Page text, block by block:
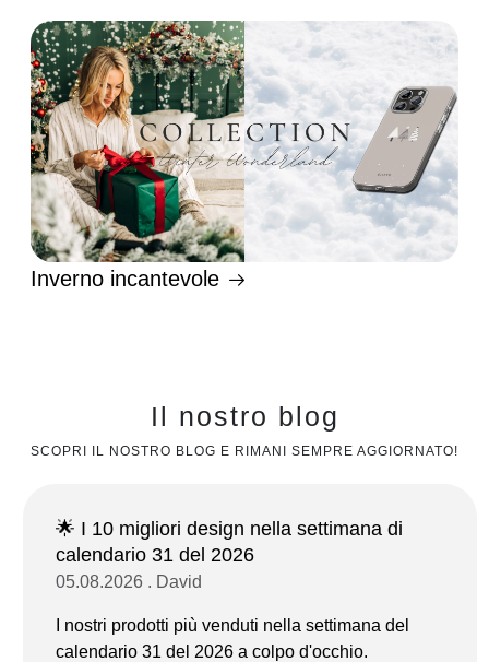
Inverno incantevole
Il nostro blog
SCOPRI IL NOSTRO BLOG E RIMANI SEMPRE AGGIORNATO!
🌟 I 10 migliori design nella settimana di
calendario 31 del 2026
05.08.2026 . David
I nostri prodotti più venduti nella settimana del
calendario 31 del 2026 a colpo d'occhio.